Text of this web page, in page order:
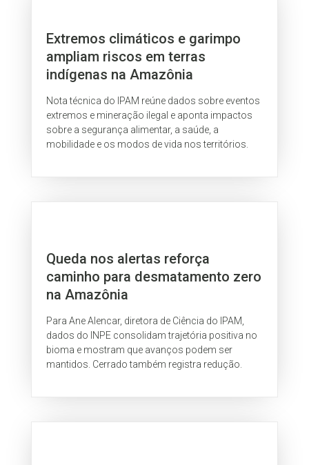
Extremos climáticos e garimpo
ampliam riscos em terras
indígenas na Amazônia
Nota técnica do IPAM reúne dados sobre eventos
extremos e mineração ilegal e aponta impactos
sobre a segurança alimentar, a saúde, a
mobilidade e os modos de vida nos territórios.
Queda nos alertas reforça
caminho para desmatamento zero
na Amazônia
Para Ane Alencar, diretora de Ciência do IPAM,
dados do INPE consolidam trajetória positiva no
bioma e mostram que avanços podem ser
mantidos. Cerrado também registra redução.